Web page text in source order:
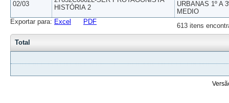
02/03
HISTÓRIA 2
URBANAS 1º A
MEDIO
613 itens
Exportar para: Excel PDF
Total